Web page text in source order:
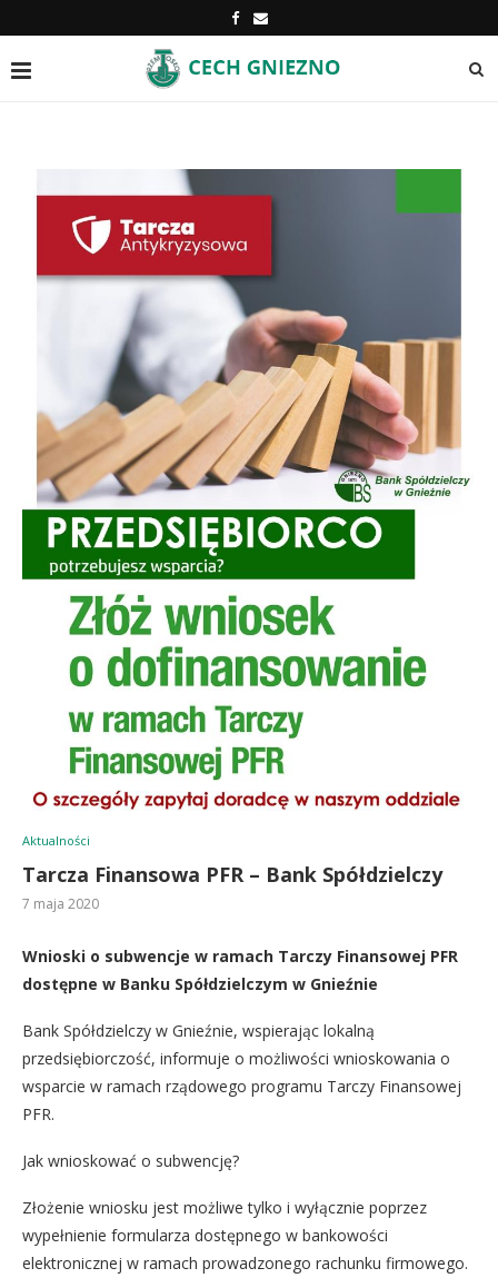
Aktualności
Tarcza Finansowa PFR – Bank Spółdzielczy
7 maja 2020
Wnioski o subwencje w ramach Tarczy Finansowej PFR
dostępne w Banku Spółdzielczym w Gnieźnie
Bank Spółdzielczy w Gnieźnie, wspierając lokalną
przedsiębiorczość, informuje o możliwości wnioskowania o
wsparcie w ramach rządowego programu Tarczy Finansowej
PFR.
Jak wnioskować o subwencję?
Złożenie wniosku jest możliwe tylko i wyłącznie poprzez
wypełnienie formularza dostępnego w bankowości
elektronicznej w ramach prowadzonego rachunku firmowego.